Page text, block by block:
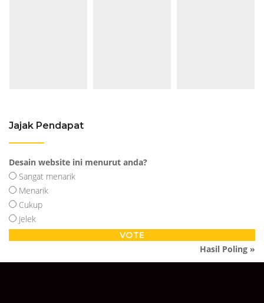
Jajak Pendapat
Desain website ini menurut anda?
Sangat menarik
Menarik
Cukup
Jelek
Hasil Poling »